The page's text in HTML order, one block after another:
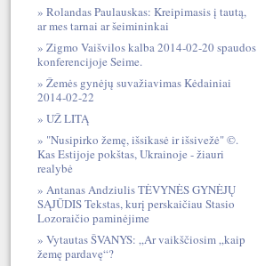
Rolandas Paulauskas: Kreipimasis į tautą,
ar mes tarnai ar šeimininkai
Zigmo Vaišvilos kalba 2014-02-20 spaudos
konferencijoje Seime.
Žemės gynėjų suvažiavimas Kėdainiai
2014-02-22
UŽ LITĄ
"Nusipirko žemę, išsikasė ir išsivežė" ©.
Kas Estijoje pokštas, Ukrainoje - žiauri
realybė
Antanas Andziulis TĖVYNĖS GYNĖJŲ
SĄJŪDIS Tekstas, kurį perskaičiau Stasio
Lozoraičio paminėjime
Vytautas ŠVANYS: „Ar vaikščiosim „kaip
žemę pardavę“?